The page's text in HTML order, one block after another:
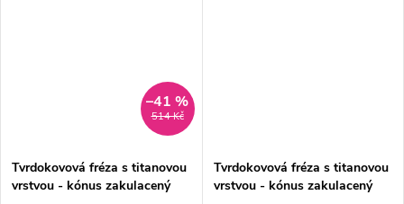
514 Kč
–41 %
Tvrdokovová fréza s titanovou
vrstvou - kónus zakulacený
Tvrdokovová fréza s titanovou
vrstvou - kónus zakulacený